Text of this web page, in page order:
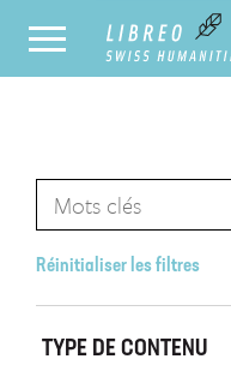
Réinitialiser les filtres
TYPE DE CONTENU